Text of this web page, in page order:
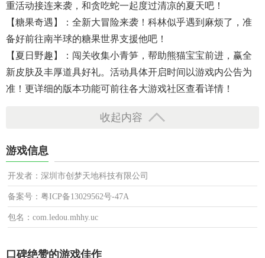
重活动接连来袭，和贪吃蛇一起度过清凉的夏天吧！
【糖果奇遇】：全新大冒险来袭！科林似乎遇到麻烦了，准
备好前往南半球的糖果世界支援他吧！
【夏日野趣】：闯关收集小青笋，帮助熊猫宝宝前进，赢全
新皮肤及丰厚道具好礼。活动具体开启时间以游戏内公告为
准！更详细的版本功能可前往各大游戏社区查看详情！
收起内容
游戏信息
开发者：深圳市创梦天地科技有限公司
备案号：粤ICP备13029562号-47A
包名：com.ledou.mhhy.uc
口碑绝赞的游戏佳作